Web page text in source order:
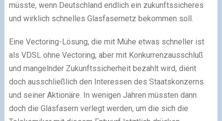
müsste, wenn Deutschland endlich ein zukunftssicheres
und wirklich schnelles Glasfasernetz bekommen soll.
Eine Vectoring-Lösung, die mit Mühe etwas schneller ist
als VDSL ohne Vectoring, aber mit Konkurrenzausschluß
und mangelnder Zukunftssicherheit bezahlt wird, dient
doch ausschließlich den Interessen des Staatskonzerns
und seiner Aktionäre. In wenigen Jahren müssten dann
doch die Glasfasern verlegt werden, um die sich die